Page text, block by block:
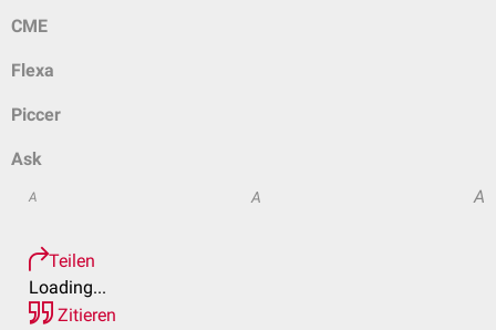
CME
Flexa
Piccer
Ask
A A A
Teilen
Loading...
Zitieren